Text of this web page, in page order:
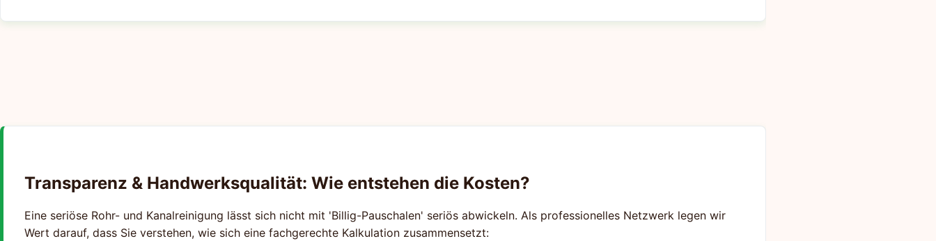
Transparenz & Handwerksqualität: Wie entstehen die Kosten?
Eine seriöse Rohr- und Kanalreinigung lässt sich nicht mit 'Billig-Pauschalen' seriös abwickeln. Als professionelles Netzwerk legen wir
Wert darauf, dass Sie verstehen, wie sich eine fachgerechte Kalkulation zusammensetzt: